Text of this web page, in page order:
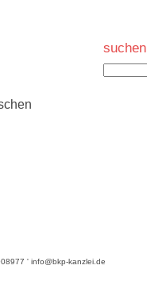
suchen
' info@bkp-kanzlei.de